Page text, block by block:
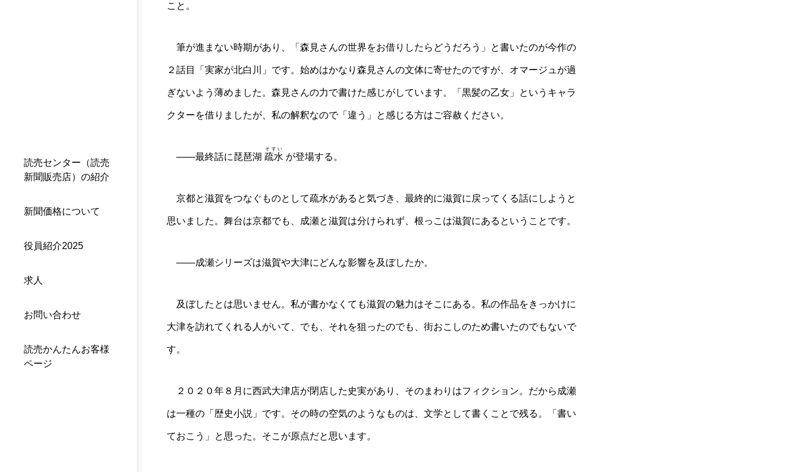
読売センター（読売
新聞販売店）の紹介
新聞価格について
役員紹介2025
求人
お問い合わせ
読売かんたんお客様
ページ
こと。
筆が進まない時期があり、「森見さんの世界をお借りしたらどうだろう」と書いたのが今作の
２話目「実家が北白川」です。始めはかなり森見さんの文体に寄せたのですが、オマージュが過
ぎないよう薄めました。森見さんの力で書けた感じがしています。「黒髪の乙女」というキャラ
クターを借りましたが、私の解釈なので「違う」と感じる方はご容赦ください。
――最終話に琵琶湖 疏水
そすい
が登場する。
京都と滋賀をつなぐものとして疏水があると気づき、最終的に滋賀に戻ってくる話にしようと
思いました。舞台は京都でも、成瀬と滋賀は分けられず、根っこは滋賀にあるということです。
――成瀬シリーズは滋賀や大津にどんな影響を及ぼしたか。
及ぼしたとは思いません。私が書かなくても滋賀の魅力はそこにある。私の作品をきっかけに
大津を訪れてくれる人がいて、でも、それを狙ったのでも、街おこしのため書いたのでもないで
す。
２０２０年８月に西武大津店が閉店した史実があり、そのまわりはフィクション。だから成瀬
は一種の「歴史小説」です。その時の空気のようなものは、文学として書くことで残る。「書い
ておこう」と思った。そこが原点だと思います。